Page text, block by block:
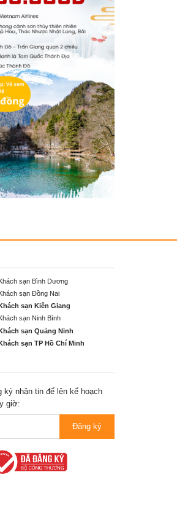
Khách sạn Bình Dương
Khách sạn Đồng Nai
Khách sạn Kiên Giang
Khách sạn Ninh Bình
sạn Quảng Ninh
sạn TP Hồ Chí Minh
ký nhận tin để lên kế hoạch
giờ:
Đăng ký